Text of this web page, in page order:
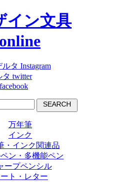
SEARCH
万年筆
インク
・インク関連品
ン・多機能ペン
ープペンシル
ート・レター